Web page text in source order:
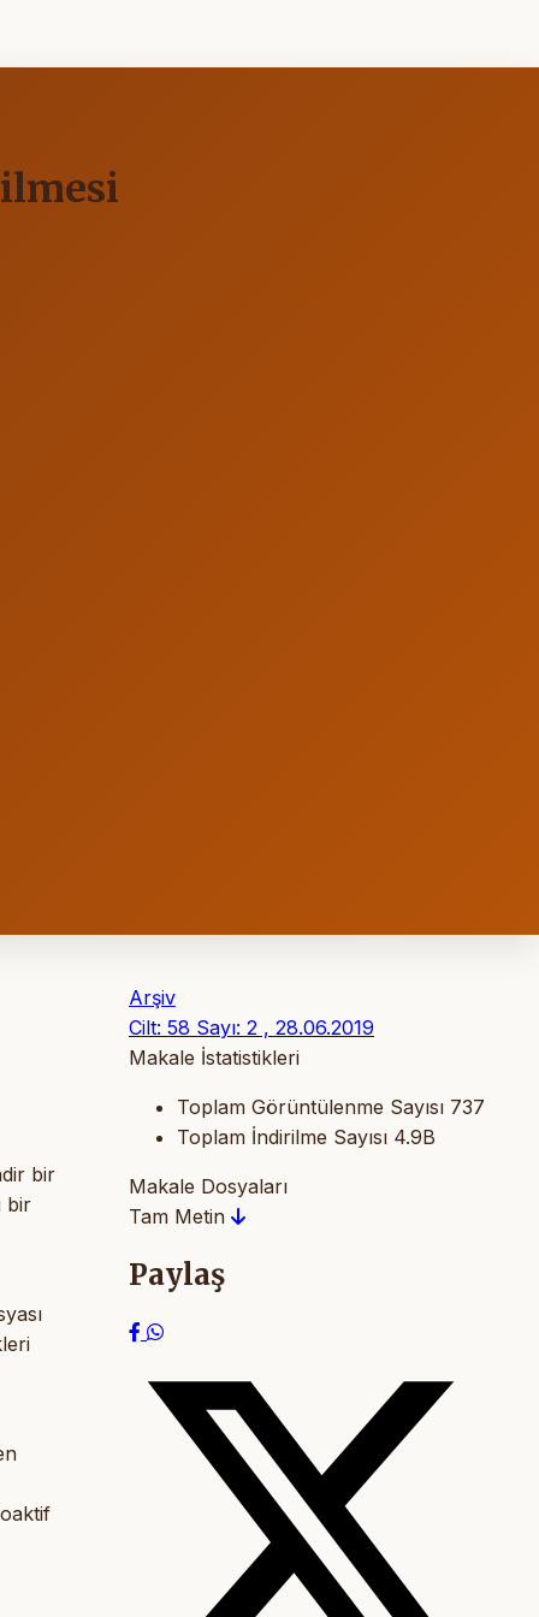
bir
bir
Arşiv
Cilt: 58 Sayı: 2 , 28.06.2019
Makale İstatistikleri
Toplam Görüntülenme Sayısı 737
Toplam İndirilme Sayısı 4.9B
Makale Dosyaları
Tam Metin
Paylaş